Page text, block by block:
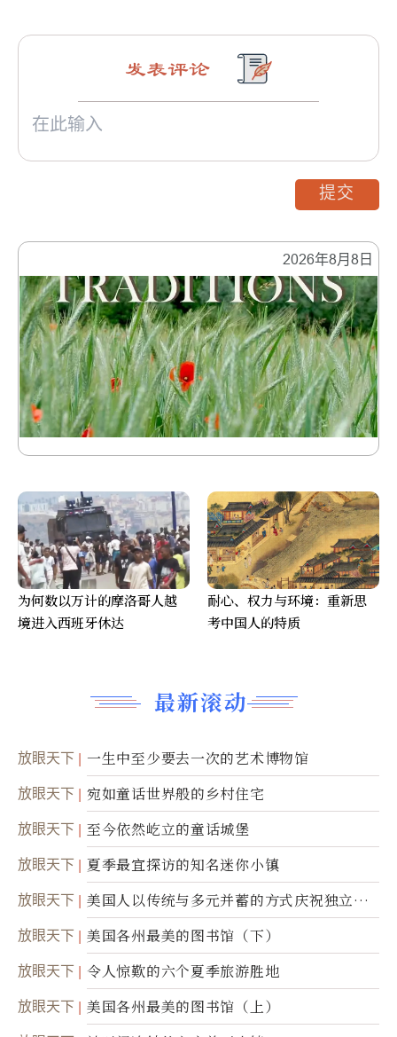
2026年8月8日
最新滚动
放眼天下 一生中至少要去一次的艺术博物馆
放眼天下 宛如童话世界般的乡村住宅
放眼天下 至今依然屹立的童话城堡
放眼天下 夏季最宜探访的知名迷你小镇
放眼天下
美国人以传统与多元并蓄的方式庆祝独立日2
50周年
放眼天下 美国各州最美的图书馆（下）
放眼天下 令人惊歎的六个夏季旅游胜地
放眼天下 美国各州最美的图书馆（上）
发表评论
提交
为何数以万计的摩洛哥人越
境进入西班牙休达
耐心、权力与环境：重新思
考中国人的特质